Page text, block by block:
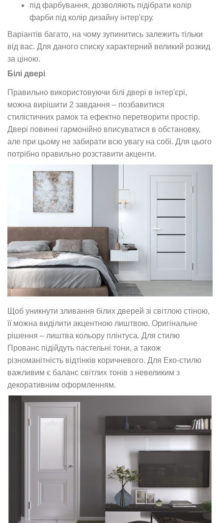
під фарбування, дозволяють підібрати колір
фарби під колір дизайну інтер'єру.
Варіантів багато, на чому зупинитись залежить тільки
від вас. Для даного списку характерний великий розкид
за ціною.
Білі двері
Правильно використовуючи білі двері в інтер'єрі,
можна вирішити 2 завдання – позбавитися
стилістичних рамок та ефектно перетворити простір.
Двері повинні гармонійно вписуватися в обстановку,
але при цьому не забирати всю увагу на собі. Для цього
потрібно правильно розставити акценти.
Щоб уникнути зливання білих дверей зі світлою стіною,
її можна виділити акцентною лиштвою. Оригінальне
рішення – лиштва кольору плінтуса. Для стилю
Прованс підійдуть пастельні тони, а також
різноманітність відтінків коричневого. Для Еко-стилю
важливим є баланс світлих тонів з невеликим з
декоративним оформленням.